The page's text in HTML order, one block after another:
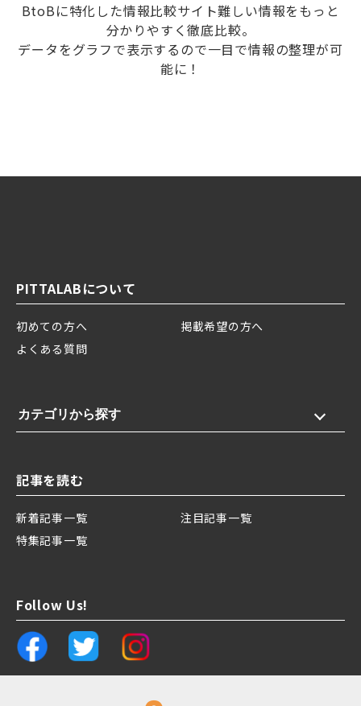
BtoBに特化した情報比較サイト難しい情報をもっと
分かりやすく徹底比較。
データをグラフで表示するので一目で情報の整理が可
能に！
PITTALABについて
初めての方へ
掲載希望の方へ
よくある質問
カテゴリから探す
記事を読む
新着記事一覧
注目記事一覧
特集記事一覧
Follow Us!